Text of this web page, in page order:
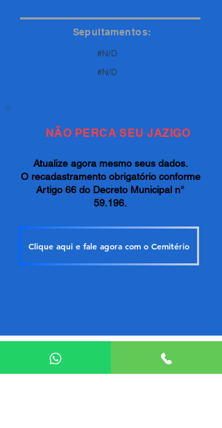
Sepultamentos:
#N/D
#N/D
NÃO PERCA SEU JAZIGO
Atualize agora mesmo seus dados.
O recadastramento obrigatório conforme
Artigo 66 do Decreto Municipal n°
59.196.
Clique aqui e fale agora com o Cemitério